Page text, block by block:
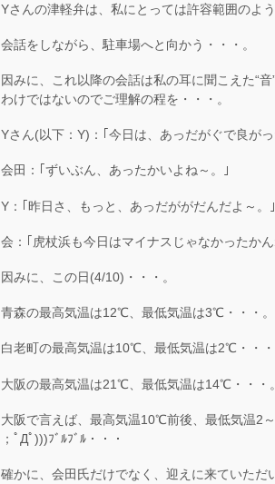
Yさんの津軽弁は、私にとっては許容範囲の
会話をしながら、駐車場へと向かう・・・。
因みに、これ以降の会話は私の耳に聞こえた“
わけではないのでご理解の程を・・・。
Yさん(以下：Y)：｢今日は、あっだがぐで良が
会田：｢ずいぶん、あったかいよね～。｣
Y：｢昨日さ、もっと、あっだががだんだよ～。｣
会：｢虎杖浜も今日はマイナスじゃなかったか
因みに、この日(4/10)・・・。
青森の最高気温は12℃、最低気温は3℃・・・。
白老町の最高気温は10℃、最低気温は2℃・・・
大阪の最高気温は21℃、最低気温は14℃・・・。
大阪で言えば、最高気温10℃前後、最低気温2
；ﾟДﾟ)))ﾌﾞﾙﾌﾞﾙ・・・
確かに、会田氏だけでなく、迎えに来ていた